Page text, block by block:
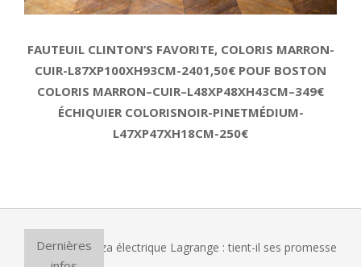
FAUTEUIL CLINTON’S FAVORITE, COLORIS MARRON-
CUIR-L87XP100XH93CM-2401,50€ POUF BOSTON
COLORIS MARRON–CUIR–L48XP48XH43CM–349€
ÉCHIQUIER COLORISNOIR-PINETMÉDIUM-
L47XP47XH18CM-250€
01-
08
Dernières
four à pizza électrique Lagrange : tient-il ses promesses ?